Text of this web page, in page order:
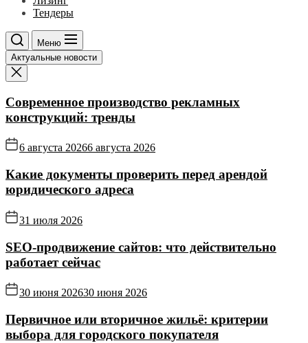
Тендеры
Меню
Актуальные новости
Современное производство рекламных
конструкций: тренды
6 августа 20266 августа 2026
Какие документы проверить перед арендой
юридического адреса
31 июля 2026
SEO-продвижение сайтов: что действительно
работает сейчас
30 июня 202630 июня 2026
Первичное или вторичное жильё: критерии
выбора для городского покупателя